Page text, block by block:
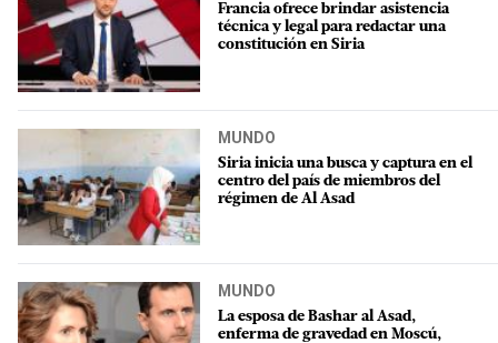
Francia ofrece brindar asistencia
técnica y legal para redactar una
constitución en Siria
MUNDO
Siria inicia una busca y captura en el
centro del país de miembros del
régimen de Al Asad
MUNDO
La esposa de Bashar al Asad,
enferma de gravedad en Moscú,